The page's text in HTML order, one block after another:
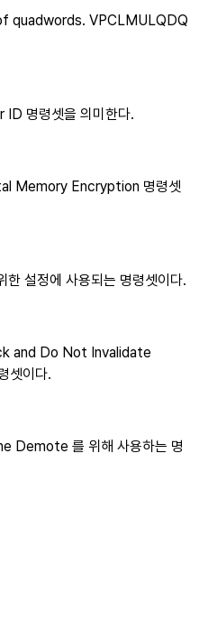
quadwords. VPCLMULQDQ
명령셋을 의미한다.
Memory Encryption 명령셋
설정에 사용되는 명령셋이다.
and Do Not Invalidate
셋이다.
Demote 를 위해 사용하는 명